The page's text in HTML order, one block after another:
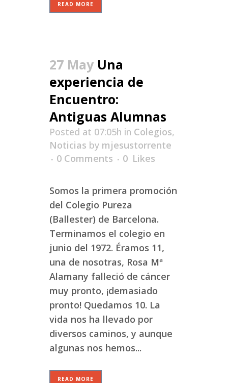
READ MORE
27 May Una
experiencia de
Encuentro:
Antiguas Alumnas
Posted at 07:05h in Colegios,
Noticias by mjesustorrente
0 Comments
0 Likes
Somos la primera promoción
del Colegio Pureza
(Ballester) de Barcelona.
Terminamos el colegio en
junio del 1972. Éramos 11,
una de nosotras, Rosa Mª
Alamany falleció de cáncer
muy pronto, ¡demasiado
pronto! Quedamos 10. La
vida nos ha llevado por
diversos caminos, y aunque
algunas nos hemos...
READ MORE